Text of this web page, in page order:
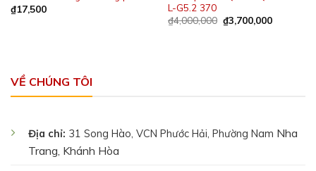
₫17,500
L-G5.2 370
₫4,000,000 ₫3,700,000
VỀ CHÚNG TÔI
Địa chỉ: 31 Song Hào, VCN Phước Hải, Phường Nam Nha
Trang, Khánh Hòa